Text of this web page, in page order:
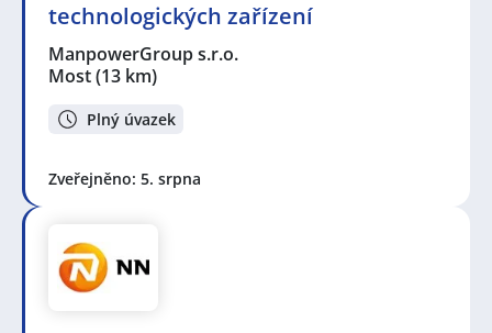
technologických zařízení
ManpowerGroup s.r.o.
Most(13 km)
Plný úvazek
Zveřejněno: 5. srpna